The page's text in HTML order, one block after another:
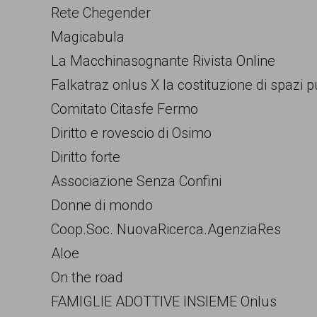
Rete Chegender
Magicabula
La Macchinasognante Rivista Online
Falkatraz onlus X la costituzione di spazi
Comitato Citasfe Fermo
Diritto e rovescio di Osimo
Diritto forte
Associazione Senza Confini
Donne di mondo
Coop.Soc. NuovaRicerca.AgenziaRes
Aloe
On the road
FAMIGLIE ADOTTIVE INSIEME Onlus